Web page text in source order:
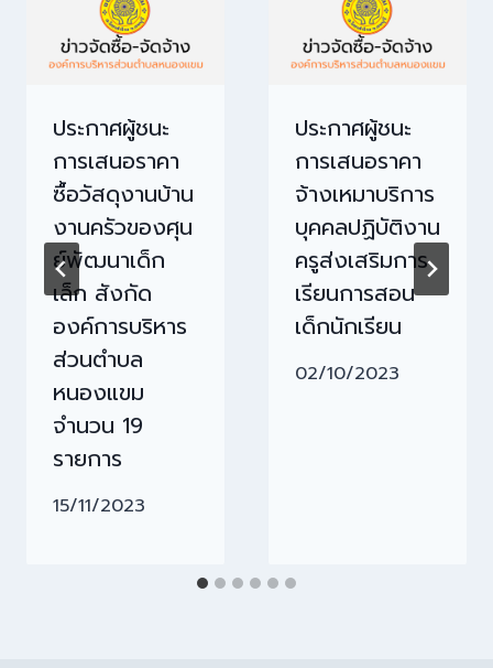
ประกาศผู้ชนะ
การเสนอราคา
ซื้อวัสดุงานบ้าน
งานครัวของศุน
ย์พัฒนาเด็ก
เล็ก สังกัด
องค์การบริหาร
ส่วนตำบล
หนองแขม
จำนวน 19
รายการ
15/11/2023
ประกาศผู้ชนะ
การเสนอราคา
จ้างเหมาบริการ
บุคคลปฏิบัติงาน
ครูส่งเสริมการ
เรียนการสอน
เด็กนักเรียน
02/10/2023